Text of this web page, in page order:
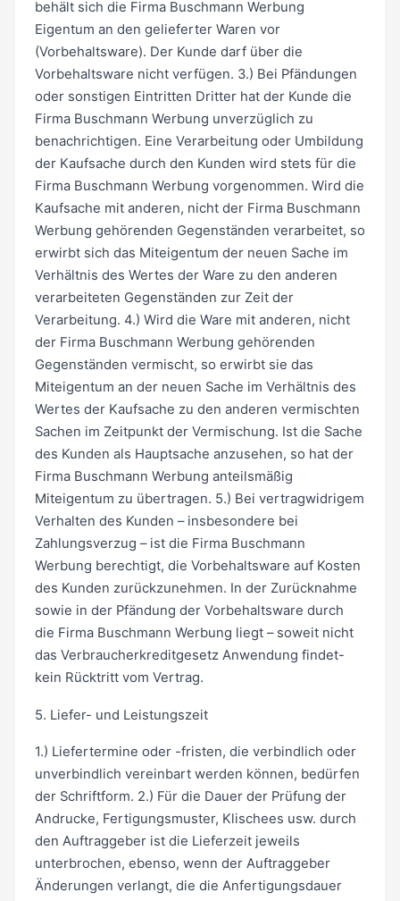
behält sich die Firma Buschmann Werbung
Eigentum an den gelieferter Waren vor
(Vorbehaltsware). Der Kunde darf über die
Vorbehaltsware nicht verfügen. 3.) Bei Pfändungen
oder sonstigen Eintritten Dritter hat der Kunde die
Firma Buschmann Werbung unverzüglich zu
benachrichtigen. Eine Verarbeitung oder Umbildung
der Kaufsache durch den Kunden wird stets für die
Firma Buschmann Werbung vorgenommen. Wird die
Kaufsache mit anderen, nicht der Firma Buschmann
Werbung gehörenden Gegenständen verarbeitet, so
erwirbt sich das Miteigentum der neuen Sache im
Verhältnis des Wertes der Ware zu den anderen
verarbeiteten Gegenständen zur Zeit der
Verarbeitung. 4.) Wird die Ware mit anderen, nicht
der Firma Buschmann Werbung gehörenden
Gegenständen vermischt, so erwirbt sie das
Miteigentum an der neuen Sache im Verhältnis des
Wertes der Kaufsache zu den anderen vermischten
Sachen im Zeitpunkt der Vermischung. Ist die Sache
des Kunden als Hauptsache anzusehen, so hat der
Firma Buschmann Werbung anteilsmäßig
Miteigentum zu übertragen. 5.) Bei vertragwidrigem
Verhalten des Kunden – insbesondere bei
Zahlungsverzug – ist die Firma Buschmann
Werbung berechtigt, die Vorbehaltsware auf Kosten
des Kunden zurückzunehmen. In der Zurücknahme
sowie in der Pfändung der Vorbehaltsware durch
die Firma Buschmann Werbung liegt – soweit nicht
das Verbraucherkreditgesetz Anwendung findet-
kein Rücktritt vom Vertrag.
5. Liefer- und Leistungszeit
1.) Liefertermine oder -fristen, die verbindlich oder
unverbindlich vereinbart werden können, bedürfen
der Schriftform. 2.) Für die Dauer der Prüfung der
Andrucke, Fertigungsmuster, Klischees usw. durch
den Auftraggeber ist die Lieferzeit jeweils
unterbrochen, ebenso, wenn der Auftraggeber
Änderungen verlangt, die die Anfertigungsdauer